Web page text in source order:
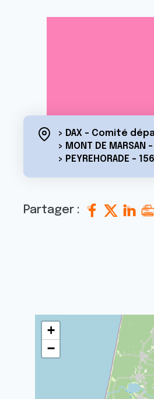
> DAX - Comité
> MONT DE
> PEYREHORADE -
Partager :
+
−